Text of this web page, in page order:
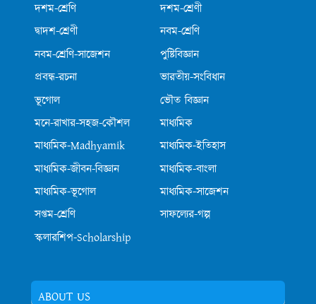
দশম-শ্রেণি
দশম-শ্রেণী
দ্বাদশ-শ্রেণী
নবম-শ্রেণি
নবম-শ্রেণি-সাজেশন
পুষ্টিবিজ্ঞান
প্রবন্ধ-রচনা
ভারতীয়-সংবিধান
ভূগোল
ভৌত বিজ্ঞান
মনে-রাখার-সহজ-কৌশল
মাধ্যমিক
মাধ্যমিক-Madhyamik
মাধ্যমিক-ইতিহাস
মাধ্যমিক-জীবন-বিজ্ঞান
মাধ্যমিক-বাংলা
মাধ্যমিক-ভূগোল
মাধ্যমিক-সাজেশন
সপ্তম-শ্রেণি
সাফল্যের-গল্প
স্কলারশিপ-Scholarship
ABOUT US